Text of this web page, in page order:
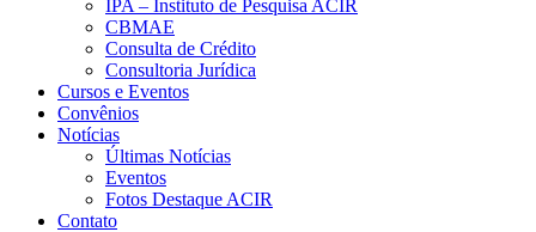
IPA – Instituto de Pesquisa ACIR
CBMAE
Consulta de Crédito
Consultoria Jurídica
Cursos e Eventos
Convênios
Notícias
Últimas Notícias
Eventos
Fotos Destaque ACIR
Contato